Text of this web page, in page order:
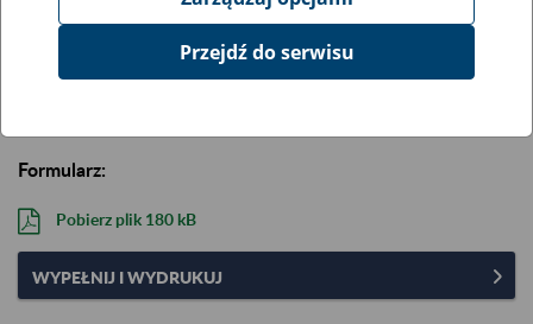
Reader (darmowy) lub Adobe Acrobat.
Przeglądarki internetowe (np. Chrome, Edge, Safari,
Internet Explorer) nie zapewniają odpowiedniej walidacji i
Formularz:
Pobierz plik 180 kB
WYPEŁNIJ I WYDRUKUJ
Przejdź do serwisu